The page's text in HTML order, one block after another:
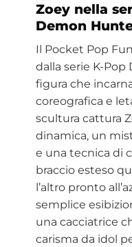
Zoey nella
Demon
Il Pocket Pop
dalla serie K-
figura che
coreografica e
scultura cattura
dinamica, un
e una tecnica di
braccio esteso
l’altro pronto
semplice
una cacciatrice
carisma da idol